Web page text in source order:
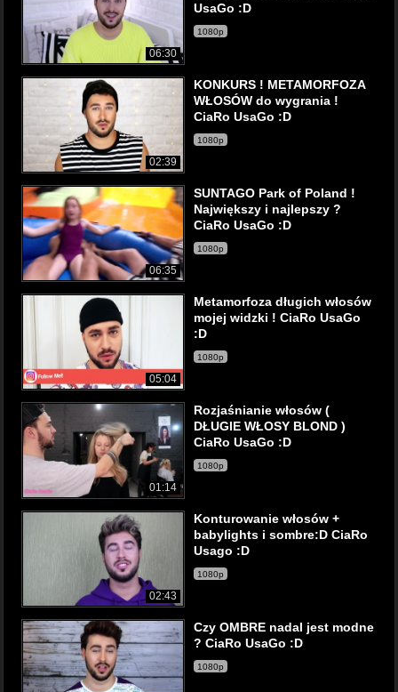
06:30
UsaGo :D
1080p
02:39
KONKURS ! METAMORFOZA
WŁOSÓW do wygrania !
CiaRo UsaGo :D
1080p
06:35
SUNTAGO Park of Poland !
Największy i najlepszy ?
CiaRo UsaGo :D
1080p
05:04
Metamorfoza długich włosów
mojej widzki ! CiaRo UsaGo
:D
1080p
01:14
Rozjaśnianie włosów (
DŁUGIE WŁOSY BLOND )
CiaRo UsaGo :D
1080p
02:43
Konturowanie włosów +
babylights i sombre:D CiaRo
Usago :D
1080p
Czy OMBRE nadal jest modne
? CiaRo UsaGo :D
1080p